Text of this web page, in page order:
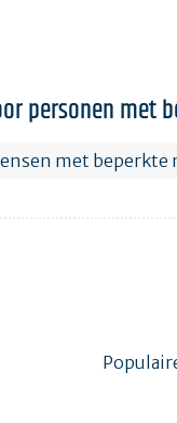
personen met
met